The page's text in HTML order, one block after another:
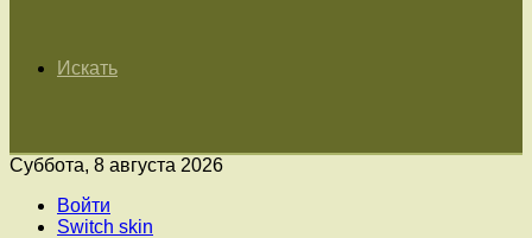
Искать
Суббота, 8 августа 2026
Войти
Switch skin